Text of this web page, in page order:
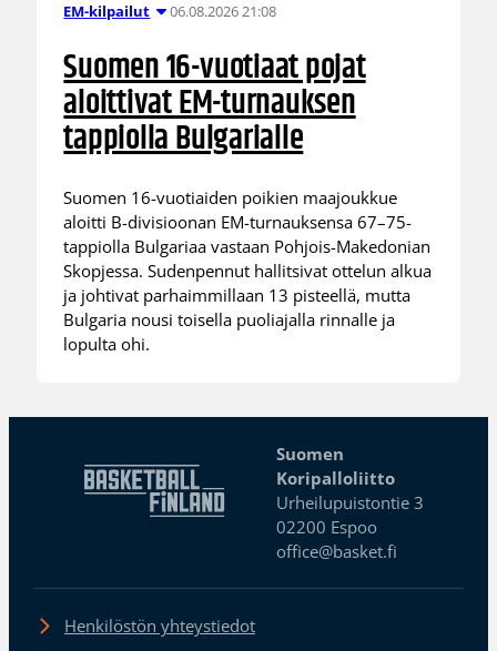
EM-kilpailut 06.08.2026 21:08
Suomen 16-vuotiaat pojat
aloittivat EM-turnauksen
tappiolla Bulgarialle
Suomen 16-vuotiaiden poikien maajoukkue
aloitti B-divisioonan EM-turnauksensa 67–75-
tappiolla Bulgariaa vastaan Pohjois-Makedonian
Skopjessa. Sudenpennut hallitsivat ottelun alkua
ja johtivat parhaimmillaan 13 pisteellä, mutta
Bulgaria nousi toisella puoliajalla rinnalle ja
lopulta ohi.
Suomen
Koripalloliitto
Urheilupuistontie 3
02200 Espoo
office@basket.fi
Henkilöstön yhteystiedot